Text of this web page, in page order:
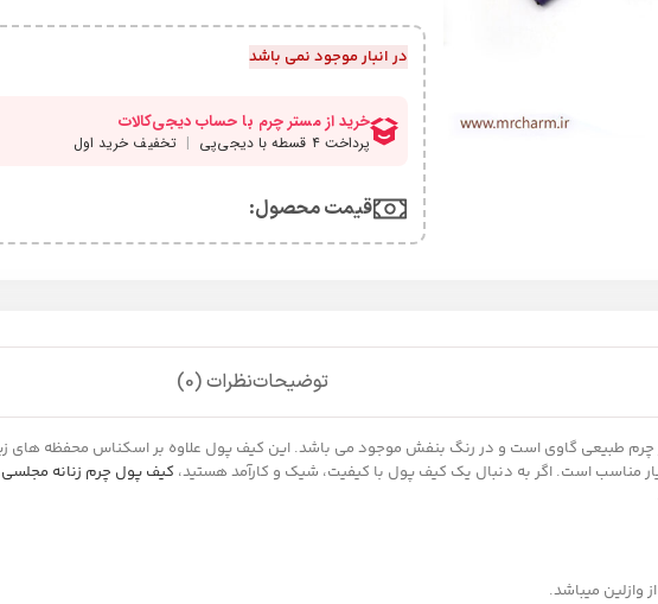
در انبار موجود نمی باشد
قیمت محصول:​
توضیحاتنظرات (0)
مناسب است. اگر به دنبال یک کیف پول با کیفیت، شیک و کارآمد هستید، کیف پول چرم زنانه مجلسی
وازلین میباشد.